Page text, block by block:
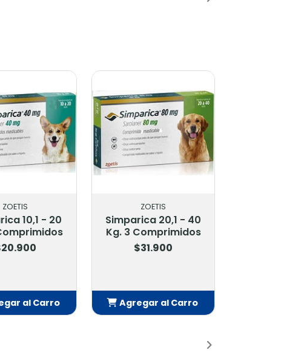
Simparica 20,1 - 40
Kg. 3 Comprimidos
Agregar al Carro
Simparica 40,1 - 60
Kg. 3 Comprimidos
Agregar al Carro